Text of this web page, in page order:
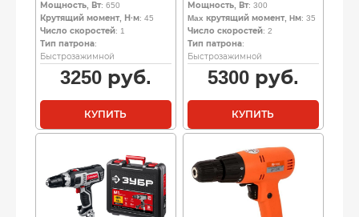
Мощность, Вт: 650
Крутящий момент, Н·м: 45
Число скоростей: 1
Тип патрона:
Быстрозажимной
3250руб.
КУПИТЬ
Мощность, Вт: 300
Max крутящий момент, Hм: 35
Число скоростей: 2
Тип патрона:
Быстрозажимной
5300руб.
КУПИТЬ